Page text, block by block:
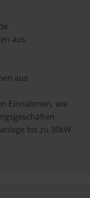
aus
aus
Einnahmen, wie
bis zu 30kW